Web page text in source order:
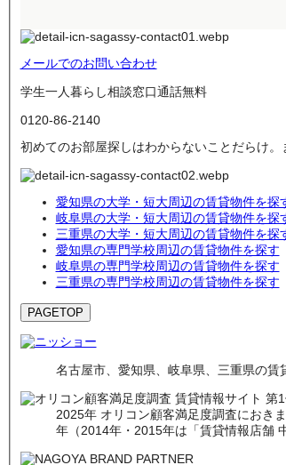
メールでのお問い合わせ
学生一人暮らし相談窓口通話無料
0120-86-2140
初めてのお部屋探しはわからないことだらけ
愛知県の大学・短大周辺の賃貸物件を探
岐阜県の大学・短大周辺の賃貸物件を探
三重県の大学・短大周辺の賃貸物件を探
愛知県の専門学校周辺の賃貸物件を探す
岐阜県の専門学校周辺の賃貸物件を探す
三重県の専門学校周辺の賃貸物件を探す
PAGETOP
名古屋市、愛知県、岐阜県、三重県の賃
2025年 オリコン顧客満足度調査におき
年（2014年・2015年は「賃貸情報店舗